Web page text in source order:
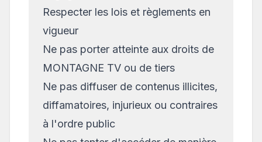
Respecter les lois et règlements en
vigueur
Ne pas porter atteinte aux droits de
MONTAGNE TV ou de tiers
Ne pas diffuser de contenus illicites,
diffamatoires, injurieux ou contraires
à l'ordre public